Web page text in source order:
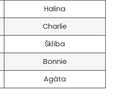
Halina
Charlie
Šklíba
Bonnie
Agáta